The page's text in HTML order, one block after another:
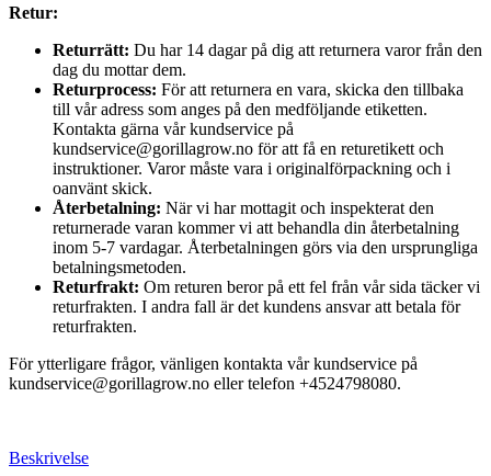
Retur:
Returrätt: Du har 14 dagar på dig att returnera varor från den
dag du mottar dem.
Returprocess: För att returnera en vara, skicka den tillbaka
till vår adress som anges på den medföljande etiketten.
Kontakta gärna vår kundservice på
kundservice@gorillagrow.no för att få en returetikett och
instruktioner. Varor måste vara i originalförpackning och i
oanvänt skick.
Återbetalning: När vi har mottagit och inspekterat den
returnerade varan kommer vi att behandla din återbetalning
inom 5-7 vardagar. Återbetalningen görs via den ursprungliga
betalningsmetoden.
Returfrakt: Om returen beror på ett fel från vår sida täcker vi
returfrakten. I andra fall är det kundens ansvar att betala för
returfrakten.
För ytterligare frågor, vänligen kontakta vår kundservice på
kundservice@gorillagrow.no eller telefon +4524798080.
Beskrivelse